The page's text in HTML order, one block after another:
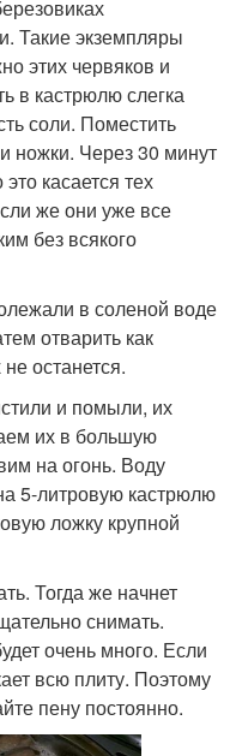
Такие экземпляры
этих червяков и
в кастрюлю слегка
соли. Поместить
ножки. Через 30 минут
касается тех
же они уже все
без всякого
в соленой воде
отварить как
останется.
и помыли, их
их в большую
на огонь. Воду
5-литровую кастрюлю
ложку крупной
Тогда же начнет
снимать.
очень много. Если
всю плиту. Поэтому
пену постоянно.